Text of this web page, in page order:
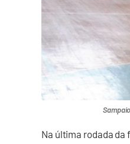
Na última rodada da